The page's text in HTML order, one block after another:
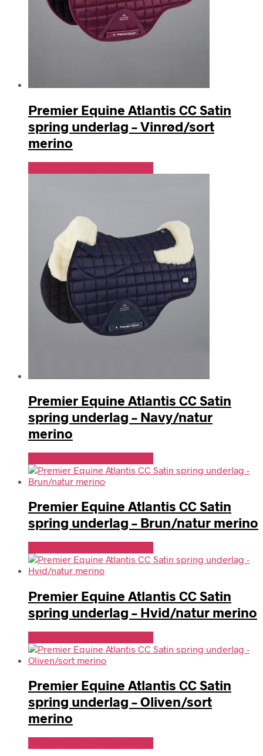
Premier Equine Atlantis CC Satin
spring underlag – Vinrød/sort
merino
Premier Equine Atlantis CC Satin
spring underlag – Navy/natur
merino
Premier Equine Atlantis CC Satin
spring underlag – Brun/natur merino
Premier Equine Atlantis CC Satin
spring underlag – Hvid/natur merino
Premier Equine Atlantis CC Satin
spring underlag – Oliven/sort
merino